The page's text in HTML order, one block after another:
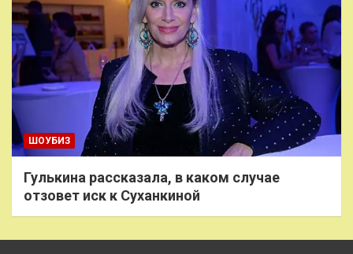
ШОУБИЗ
Гулькина рассказала, в каком случае
отзовет иск к Суханкиной